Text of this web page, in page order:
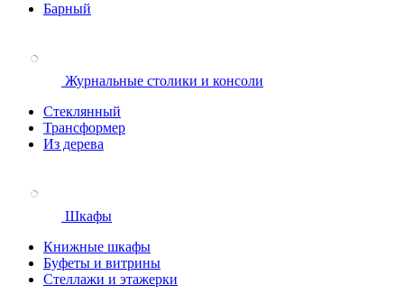
Барный
Журнальные столики и консоли
Стеклянный
Трансформер
Из дерева
Шкафы
Книжные шкафы
Буфеты и витрины
Стеллажи и этажерки